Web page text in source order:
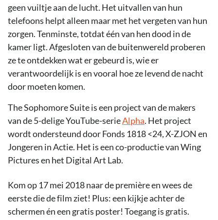
geen vuiltje aan de lucht. Het uitvallen van hun
telefoons helpt alleen maar met het vergeten van hun
zorgen. Tenminste, totdat één van hen dood in de
kamer ligt. Afgesloten van de buitenwereld proberen
ze te ontdekken wat er gebeurd is, wie er
verantwoordelijk is en vooral hoe ze levend de nacht
door moeten komen.
The Sophomore Suite is een project van de makers
van de 5-delige YouTube-serieAlpha. Het project
wordt ondersteund door Fonds 1818 <24, X-ZJON en
Jongeren in Actie. Het is een co-productie van Wing
Pictures en het Digital Art Lab.
Kom op 17 mei 2018 naar de première en wees de
eerste die de film ziet! Plus: een kijkje achter de
schermen én een gratis poster! Toegang is gratis.